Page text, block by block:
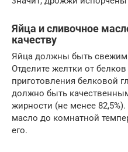
Яйца и сливочное
качеству
Яйца должны быть
Отделите желтки от
приготовления белковой
должно быть
жирности (не менее
масло до комнатной
его.